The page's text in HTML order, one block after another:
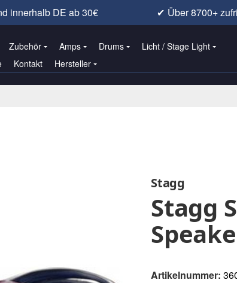
innerhalb DE ab 30€ ✔ Über 8700+
Zubehör Amps Drums
Licht / Stage Light
Kontakt Hersteller
Stagg
Stagg
Artikelnummer: